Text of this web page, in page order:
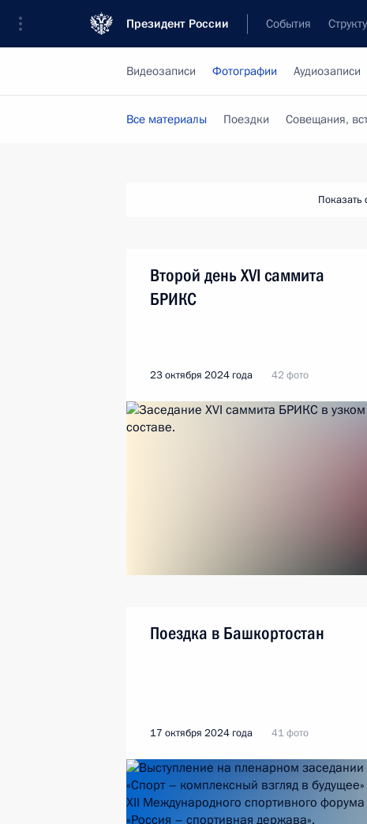
Президент России События
Видеозаписи Фотографии Аудиозаписи
Все материалы Поездки Совещания,
Показать
Второй день XVI саммита
БРИКС
23 октября 2024 года 42 фото
Поездка в Башкортостан
17 октября 2024 года 41 фото